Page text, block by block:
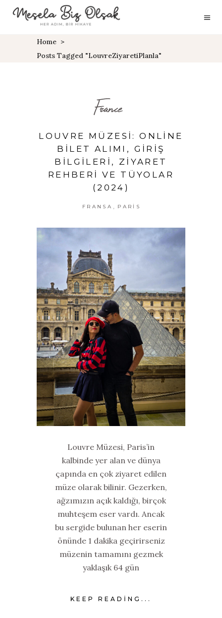
Home >
Posts Tagged "LouvreZiyaretiPlanla"
France
LOUVRE MÜZESI: ONLINE
BILET ALIMI, GIRIŞ
BILGILERI, ZIYARET
REHBERI VE TÜYOLAR
(2024)
FRANSA PARIS
Louvre Müzesi, Paris’in
kalbinde yer alan ve dünya
çapında en çok ziyaret edilen
müze olarak bilinir. Gezerken,
ağzımızın açık kaldığı, birçok
muhteşem eser vardı. Ancak
bu sergide bulunan her eserin
önünde 1 dakika geçirirseniz
müzenin tamamını gezmek
yaklaşık 64 gün
KEEP READING...